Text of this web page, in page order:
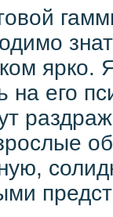
ярко.
на его